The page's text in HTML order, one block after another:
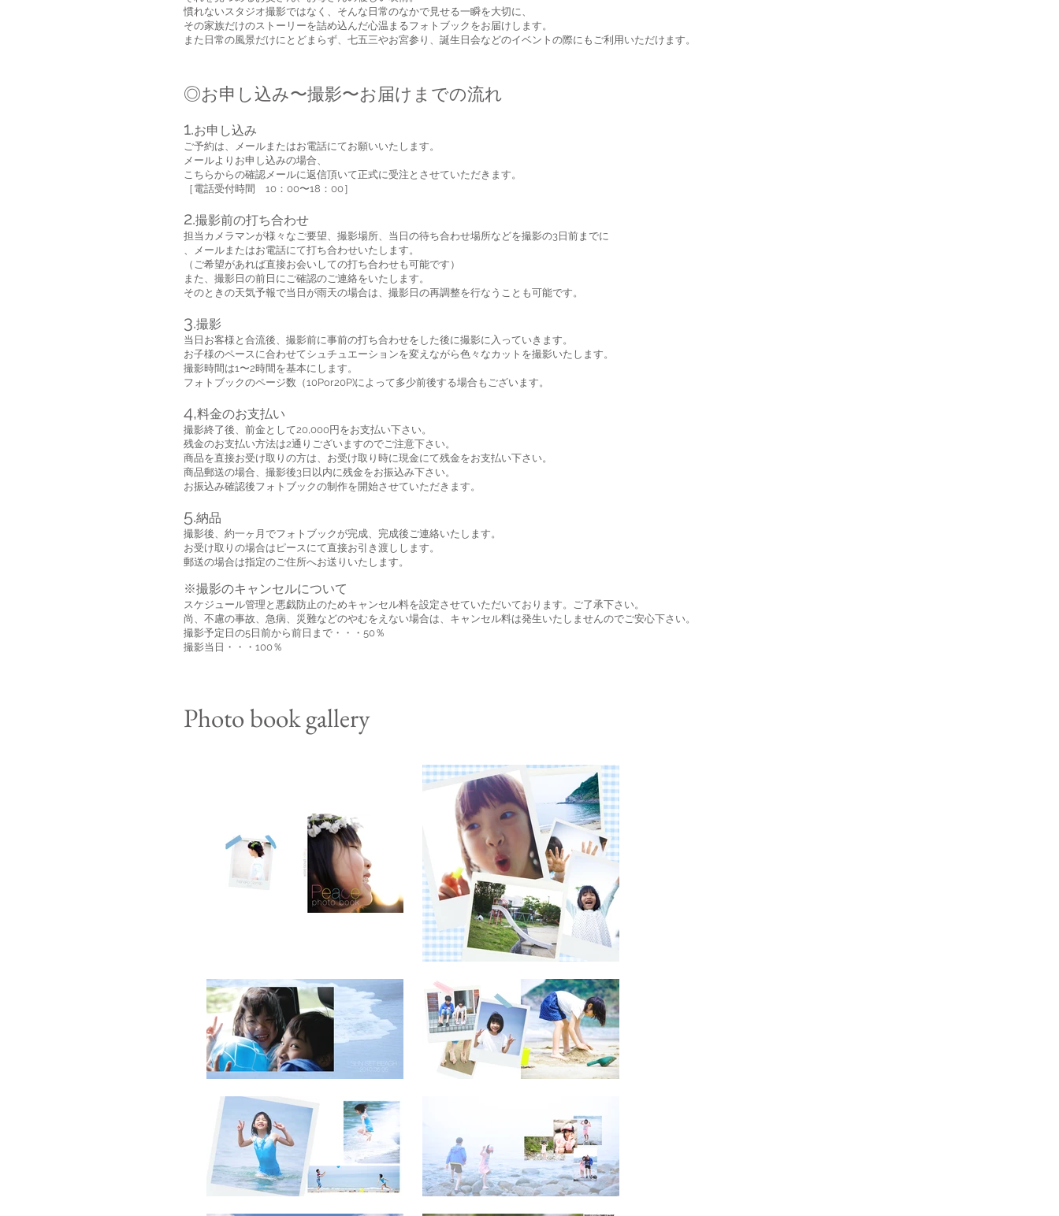
慣れないスタジオ撮影ではなく、そんな日常のなかで見せる一瞬を大切に、
その家族だけのストーリーを詰め込んだ心温まるフォトブックをお届けします。
また日常の風景だけにとどまらず、七五三やお宮参り、誕生日会などのイベントの際にもご利用いただけます。
◎お申し込み〜撮影〜お届けまでの流れ
1.お申し込み
ご予約は、メールまたはお電話にてお願いいたします。
メールよりお申し込みの場合、
こちらからの確認メールに返信頂いて正式に受注とさせていただきます。
［電話受付時間 10：00〜18：00］
2.撮影前の打ち合わせ
担当カメラマンが様々なご要望、撮影場所、当日の待ち合わせ場所などを撮影の3日前までに
、メールまたはお電話にて打ち合わせいたします。
（ご希望があれば直接お会いしての打ち合わせも可能です）
また、撮影日の前日にご確認のご連絡をいたします。
そのときの天気予報で当日が雨天の場合は、撮影日の再調整を行なうことも可能です。
3.撮影
当日お客様と合流後、撮影前に事前の打ち合わせをした後に撮影に入っていきます。
お子様のペースに合わせてシュチュエーションを変えながら色々なカットを撮影いたします。
撮影時間は1〜2時間を基本にします。
フォトブックのページ数（10Por20P)によって多少前後する場合もございます。
4,料金のお支払い
撮影終了後、前金として20,000円をお支払い下さい。
残金のお支払い方法は2通りございますのでご注意下さい。
商品を直接お受け取りの方は、お受け取り時に現金にて残金をお支払い下さい。
商品郵送の場合、撮影後3日以内に残金をお振込み下さい。
お振込み確認後フォトブックの制作を開始させていただきます。
5.納品
撮影後、約一ヶ月でフォトブックが完成、完成後ご連絡いたします。
お受け取りの場合はピースにて直接お引き渡しします。
郵送の場合は指定のご住所へお送りいたします。
※撮影のキャンセルについて
スケジュール管理と悪戯防止のためキャンセル料を設定させていただいております。ご了承下さい。
尚、不慮の事故、急病、災難などのやむをえない場合は、キャンセル料は発生いたしませんのでご安心下さい。
撮影予定日の5日前から前日まで・・・50％
撮影当日・・・100％
Photo book gallery